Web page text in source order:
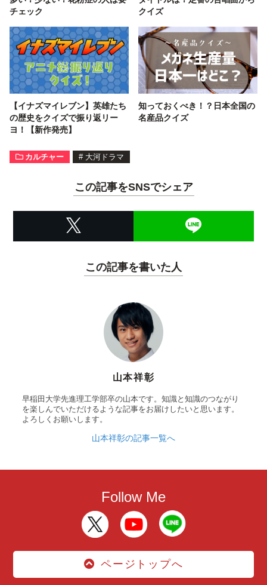
チェック
クイズ
【イナズマイレブン】英雄たち
の歴史をクイズで振り返リー
ヨ！【新作発売】
知っておくべき！？日本全国の
名産品クイズ
カルチャー # 大河ドラマ
この記事をSNSでシェア
この記事を書いた人
山本祥彰
早稲田大学先進理工学部卒の山本です。知識と知識のつながり
を楽しんでいただけるような記事をお届けしたいと思います。
よろしくお願いします。
山本祥彰の記事一覧へ
Follow Me
ページトップへ